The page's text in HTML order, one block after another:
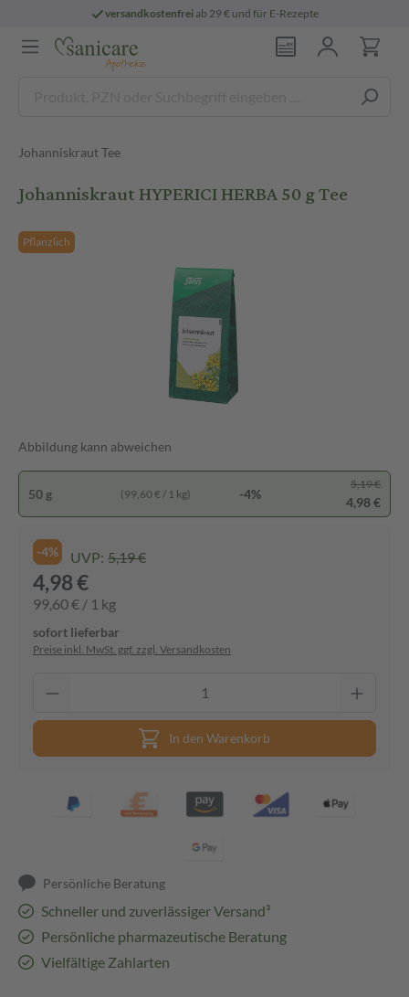
versandkostenfreiab 29 € und für E-Rezepte
Johanniskraut Tee
Johanniskraut HYPERICI HERBA 50 g Tee
Pflanzlich
Abbildung kann abweichen
50 g (99,60 € / 1 kg) -4%
5,19 €
4,98 €
-4% UVP: 5,19 €
4,98 €
99,60 € / 1 kg
sofort lieferbar
Preise inkl. MwSt. ggf. zzgl. Versandkosten
In den Warenkorb
Persönliche Beratung
Schneller und zuverlässiger Versand³
Persönliche pharmazeutische Beratung
Vielfältige Zahlarten